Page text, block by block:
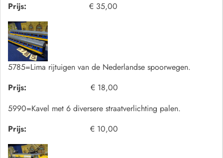
Prijs:
€ 35,00
5785=Lima rijtuigen van de Nederlandse spoorwegen.
Prijs:
€ 18,00
5990=Kavel met 6 diversere straatverlichting palen.
Prijs:
€ 10,00